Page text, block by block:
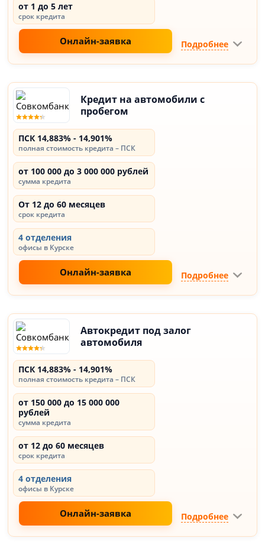
от 1 до 5 лет
срок кредита
Онлайн-заявка Подробнее
Кредит на автомобили с
пробегом
ПСК 14,883% - 14,901%
полная стоимость кредита – ПСК
от 100 000 до 3 000 000 рублей
сумма кредита
От 12 до 60 месяцев
срок кредита
4 отделения
офисы в Курске
Онлайн-заявка Подробнее
Автокредит под залог
автомобиля
ПСК 14,883% - 14,901%
полная стоимость кредита – ПСК
от 150 000 до 15 000 000
рублей
сумма кредита
от 12 до 60 месяцев
срок кредита
4 отделения
офисы в Курске
Онлайн-заявка Подробнее